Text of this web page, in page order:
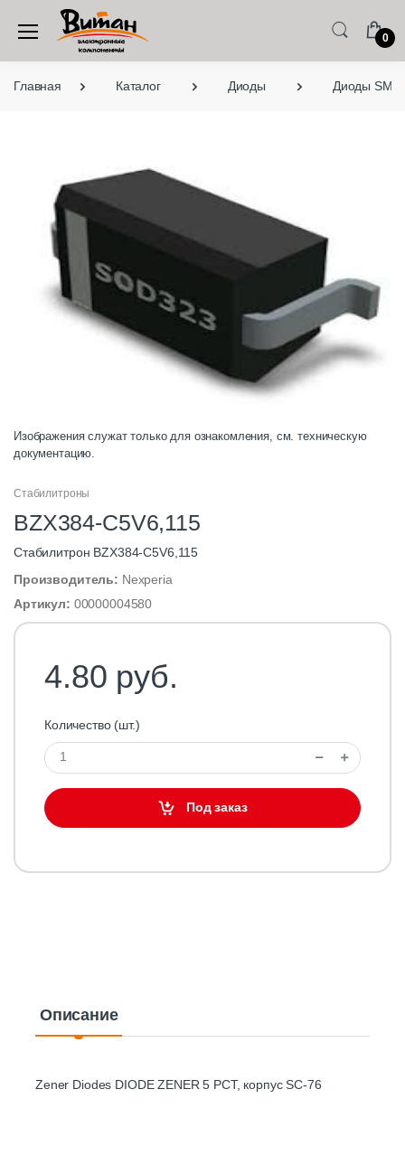
0
Главная Каталог Диоды Диоды SMD
Изображения служат только для ознакомления, см. техническую
документацию.
Стабилитроны
BZX384-C5V6,115
Стабилитрон BZX384-C5V6,115
Производитель: Nexperia
Артикул: 00000004580
4.80 руб.
Количество (шт.)
Под заказ
Описание
Zener Diodes DIODE ZENER 5 PCT, корпус SC-76